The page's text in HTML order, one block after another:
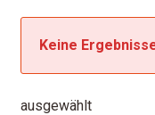
Keine
ausgewählt